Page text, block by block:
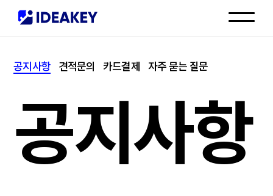
고객센터
공지사항 견적문의 카드결제 자주 묻는 질문
공지사항